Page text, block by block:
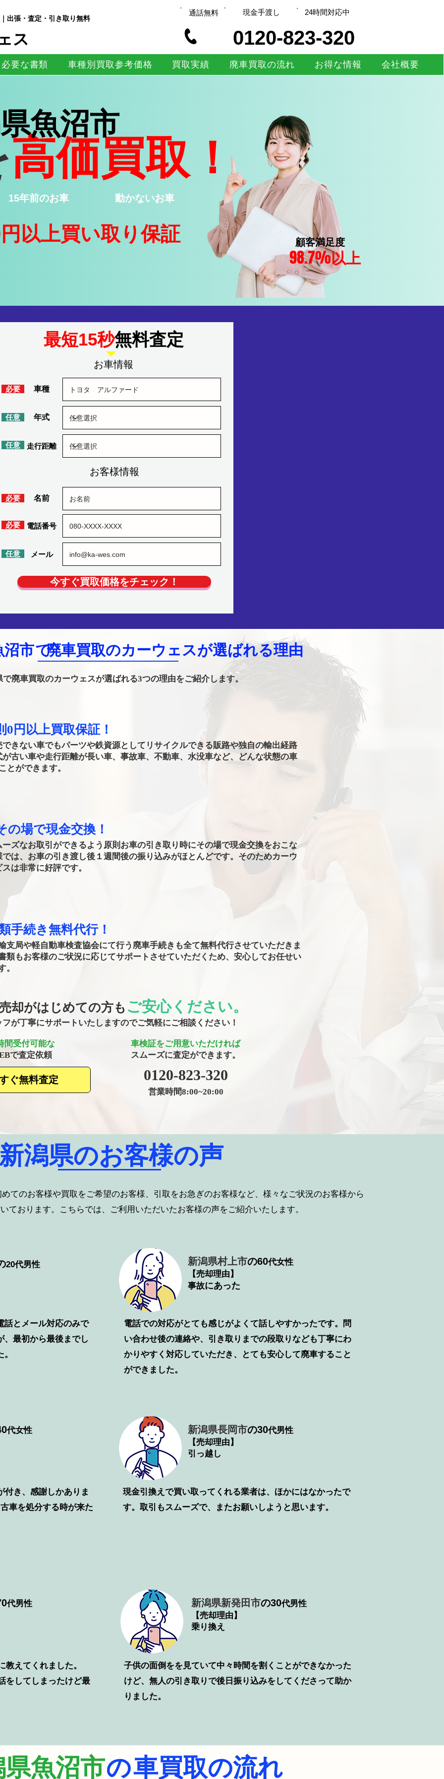
出張・査定・引き取り無料
ス
通話無料 現金手渡し ​24時間対応中
0120-823-320
要な書類 車種別買取参考価格 買取実績 廃車買取の流れ お得な情報 会社概要
高価買取！
顧客満足度
98.7%以上
15年前のお車 ​動かないお車
以上買い取り保証
魚沼市
​最短15秒無料査定
​お車情報
​必要 車種
​任意 ​年式
​走行距離
​任意
お客様情報
​必要 ​名前
​電話番号
​必要
​任意 ​メール
今すぐ買取価格をチェック！
沼市 廃車買取のカーウェスが選ばれる理由
で
で廃車買取のカーウェスが選ばれる3つの理由をご紹介します。
円以上買取保証！
きない車でもパーツや鉄資源としてリサイクルできる販路や独自の輸出経路
古い車や走行距離が長い車、事故車、不動車、水没車など、どんな状態の車
とができます。
の場で現金交換！
ズなお取引ができるよう原則お車の引き取り時にその場で現金交換をおこな
は、お車の引き渡し後１週間後の振り込みがほとんどです。そのためカーウ
は非常に好評です。
手続き無料代行！
支局や軽自動車検査協会にて行う廃車手続きも全て無料代行させていただきま
類もお客様のご状況に応じてサポートさせていただくため、安心してお任せい
。
却がはじめての方も ご安心ください。
フが丁寧にサポートいたしますのでご気軽にご相談ください！
間受付可能な
で査定依頼
車検証をご用意いただければ
​スムーズに査定ができます。
ぐ無料査定 ​0120-823-320
営業時間8:00~20:00
潟県のお客様の声
てのお客様や買取をご希望のお客様、引取をお急ぎのお客様など、様々なご状況のお客様から
ております。こちらでは、ご利用いただいたお客様の声をご紹介いたします。
20代男性
話とメール対応のみで
、最初から最後までし
新潟県村上市の60代女性
【売却理由】
事故​にあった
電話での対応がとても感じがよくて話しやすかったです。問
い合わせ後の連絡や、引き取りまでの段取りなども丁寧にわ
かりやすく対応していただき、とても安心して廃車すること
ができました。
代女性
付き、感謝しかありま
車を処分する時が来た
新潟県長岡市の30代男性
【売却理由】
引っ越し
​現金引換えで買い取ってくれる業者は、ほかにはなかったで
す。取引もスムーズで、またお願いしようと思います。
代男性
えてくれました。
をしてしまったけど最
新潟県新発田市の30代男性
【売却理由】
乗り換え
子供の面倒をを見ていて中々時間を割くことができなかった
けど、無人の引き取りで後日振り込みをしてくださって助か
りました。
魚沼市の車買取の流れ